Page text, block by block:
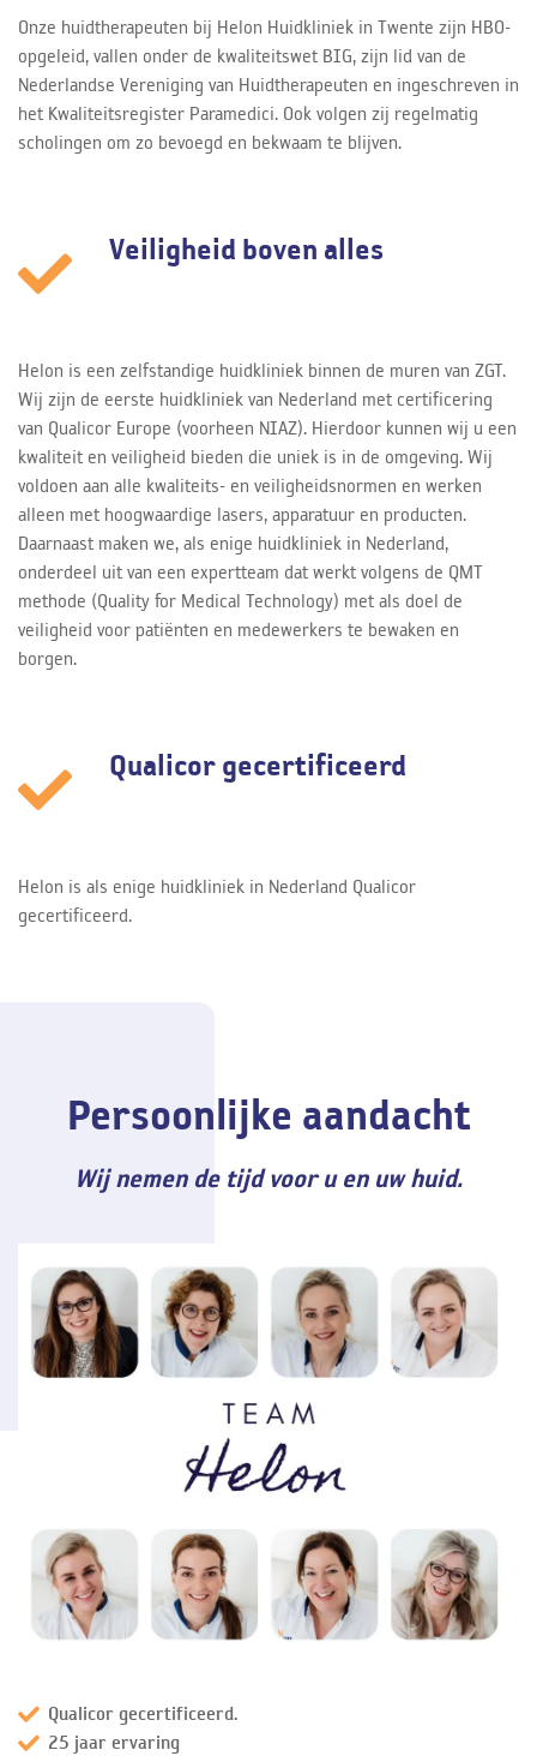
Onze huidtherapeuten bij Helon Huidkliniek in Twente zijn HBO-
opgeleid, vallen onder de kwaliteitswet BIG, zijn lid van de
Nederlandse Vereniging van Huidtherapeuten en ingeschreven in
het Kwaliteitsregister Paramedici. Ook volgen zij regelmatig
scholingen om zo bevoegd en bekwaam te blijven.
Veiligheid boven alles
Helon is een zelfstandige huidkliniek binnen de muren van ZGT.
Wij zijn de eerste huidkliniek van Nederland met certificering
van Qualicor Europe (voorheen NIAZ). Hierdoor kunnen wij u een
kwaliteit en veiligheid bieden die uniek is in de omgeving. Wij
voldoen aan alle kwaliteits- en veiligheidsnormen en werken
alleen met hoogwaardige lasers, apparatuur en producten.
Daarnaast maken we, als enige huidkliniek in Nederland,
onderdeel uit van een expertteam dat werkt volgens de QMT
methode (Quality for Medical Technology) met als doel de
veiligheid voor patiënten en medewerkers te bewaken en
borgen.
Qualicor gecertificeerd
Helon is als enige huidkliniek in Nederland Qualicor
gecertificeerd.
Persoonlijke aandacht
Wij nemen de tijd voor u en uw huid.
Qualicor gecertificeerd.
25 jaar ervaring